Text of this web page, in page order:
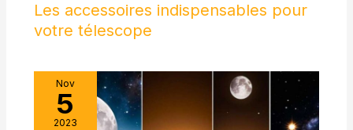
Les accessoires indispensables pour
votre télescope
Nov
5
2023